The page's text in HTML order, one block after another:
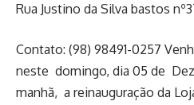
Rua Justino da Silva bastos
Contato: (98) 98491-0257
neste domingo, dia 05 de
manhã, a reinauguração da